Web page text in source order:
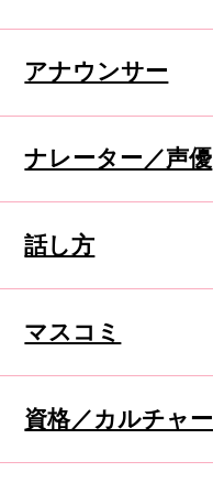
アナウンサー
ナレーター／声優
話し方
マスコミ
資格／カルチャー